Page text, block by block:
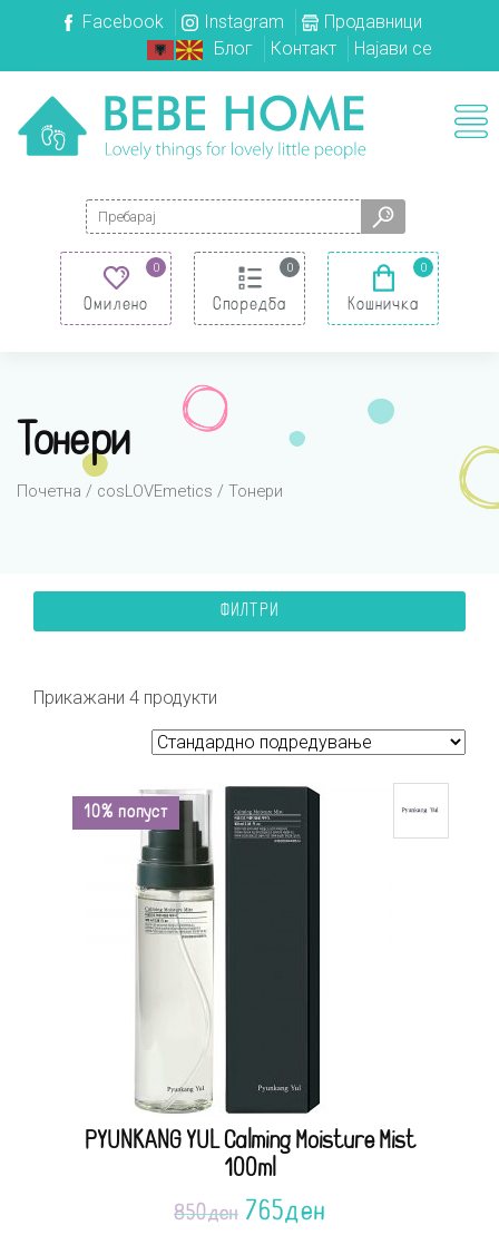
Facebook Instagram
Продавници
Блог
Контакт Најави се
Search for:
0
Омилено
0
Споредба
0
Кошничка
Тонери
Почетна / cosLOVEmetics / Тонери
ФИЛТРИ
Прикажани 4 продукти
10% попуст
PYUNKANG YUL Calming Moisture Mist
100ml
850ден 765ден